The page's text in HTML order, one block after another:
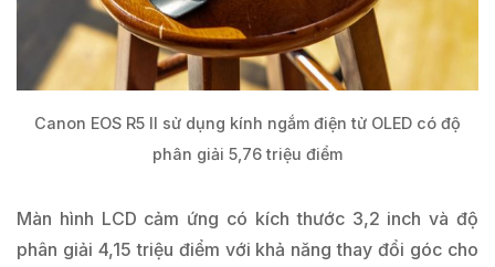
Canon EOS R5 II sử dụng kính ngắm điện tử OLED có độ
phân giải 5,76 triệu điểm
Màn hình LCD cảm ứng có kích thước 3,2 inch và độ
phân giải 4,15 triệu điểm với khả năng thay đổi góc cho